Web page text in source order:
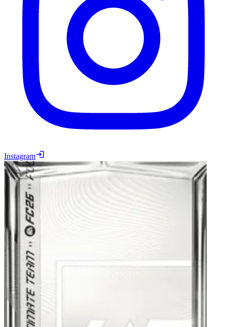
Instagram